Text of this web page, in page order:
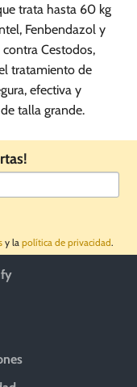
trata hasta 60 kg
Fenbendazol y
Cestodos,
tratamiento de
efectiva y
talla grande.
y la política de privacidad.